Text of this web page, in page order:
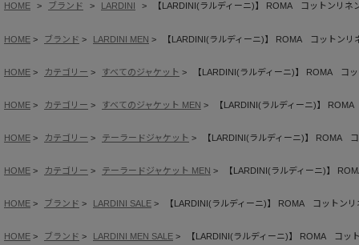
HOME ブランド LARDINI 【LARDINI(ラルディーニ)】 ROMA コットンリネ
HOME ブランド LARDINI MEN 【LARDINI(ラルディーニ)】 ROMA コットンリ
HOME カテゴリー すべてのジャケット 【LARDINI(ラルディーニ)】 ROMA コ
HOME カテゴリー すべてのジャケット MEN 【LARDINI(ラルディーニ)】
HOME カテゴリー テーラードジャケット 【LARDINI(ラルディーニ)】 ROMA
HOME カテゴリー テーラードジャケット MEN 【LARDINI(ラルディーニ)】
HOME ブランド LARDINI SALE 【LARDINI(ラルディーニ)】 ROMA コットンリ
HOME ブランド LARDINI MEN SALE 【LARDINI(ラルディーニ)】 ROMA コッ